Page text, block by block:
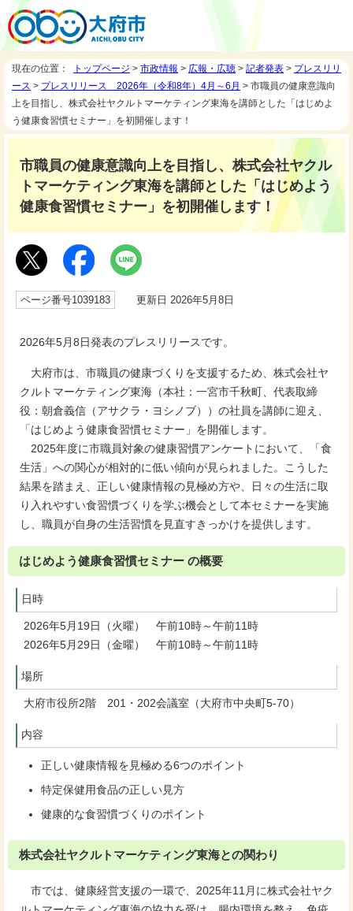
現在の位置： トップページ > 市政情報 > 広報・広聴 > 記者発表 > プレスリリ
ース > プレスリリース 2026年（令和8年）4月～6月 > 市職員の健康意識向
上を目指し、株式会社ヤクルトマーケティング東海を講師とした「はじめよ
う健康食習慣セミナー」を初開催します！
市職員の健康意識向上を目指し、株式会社ヤクル
トマーケティング東海を講師とした「はじめよう
健康食習慣セミナー」を初開催します！
ページ番号1039183 更新日 2026年5月8日
2026年5月8日発表のプレスリリースです。
大府市は、市職員の健康づくりを支援するため、株式会社ヤ
クルトマーケティング東海（本社：一宮市千秋町、代表取締
役：朝倉義信（アサクラ・ヨシノブ））の社員を講師に迎え、
「はじめよう健康食習慣セミナー」を開催します。
2025年度に市職員対象の健康習慣アンケートにおいて、「食
生活」への関心が相対的に低い傾向が見られました。こうした
結果を踏まえ、正しい健康情報の見極め方や、日々の生活に取
り入れやすい食習慣づくりを学ぶ機会として本セミナーを実施
し、職員が自身の生活習慣を見直すきっかけを提供します。
はじめよう健康食習慣セミナー の概要
日時
2026年5月19日（火曜） 午前10時～午前11時
2026年5月29日（金曜） 午前10時～午前11時
場所
大府市役所2階 201・202会議室（大府市中央町5-70）
内容
正しい健康情報を見極める6つのポイント
特定保健用食品の正しい見方
健康的な食習慣づくりのポイント
株式会社ヤクルトマーケティング東海との関わり
市では、健康経営支援の一環で、2025年11月に株式会社ヤク